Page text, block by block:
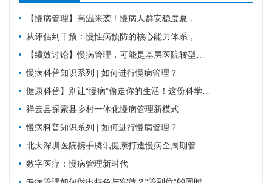
【慢病管理】高温来袭！慢病人群安稳度夏，请牢记这6件事。
从评估到干预：慢性病预防的核心能力体系，教你科学管理健康
【绩效讨论】慢病管理，可能是基层医院转型的重要入口？！
慢病科普知识系列 | 如何进行慢病管理？
健康科普】别让“慢病”偷走你的生活！这份科学防控指南请收好
祥云县探索县乡村一体化慢病管理新模式
慢病科普知识系列 | 如何进行慢病管理？
北大深圳医院携手腾讯健康打造慢病全周期管理平台，已落地超百家社康中心
数字医疗：慢病管理新时代